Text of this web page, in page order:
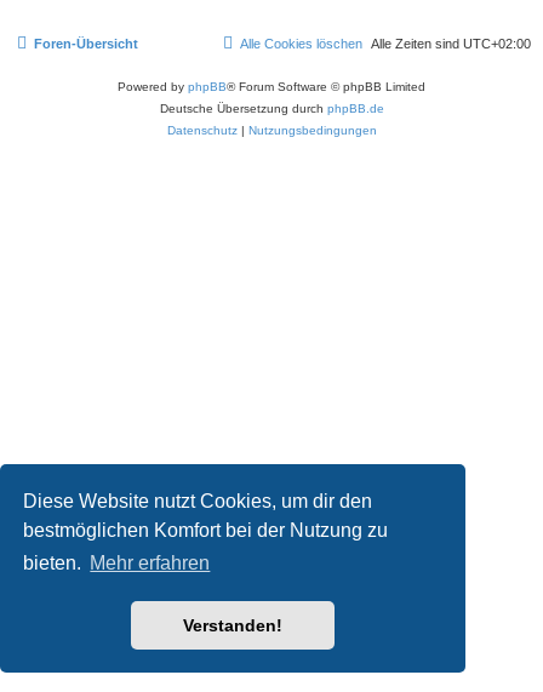
Diese Website nutzt Cookies, um dir den
bestmöglichen Komfort bei der Nutzung zu
bieten. Mehr erfahren
Verstanden!
Foren-Übersicht Alle Zeiten sind UTC+02:00
Alle Cookies löschen
Powered by phpBB® Forum Software © phpBB Limited
Deutsche Übersetzung durch phpBB.de
Datenschutz| Nutzungsbedingungen